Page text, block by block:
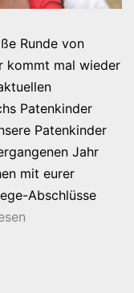
Runde von
kommt mal wieder
Patenkinder
Patenkinder
Jahr
mit eurer
Abschlüsse